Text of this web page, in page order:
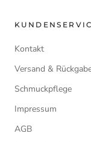
Kontakt
Versand &
Schmuckpflege
Impressum
AGB